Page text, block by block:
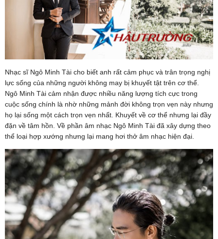
Nhạc sĩ Ngô Minh Tài cho biết anh rất cảm phục và trân trọng nghị
lực sống của những người không may bị khuyết tật trên cơ thể.
Ngô Minh Tài cảm nhận được nhiều năng lượng tích cực trong
cuộc sống chính là nhờ những mảnh đời không trọn vẹn này nhưng
họ lại sống một cách trọn vẹn nhất. Khuyết về cơ thể nhưng lại đầy
đặn về tâm hồn. Về phần âm nhạc Ngô Minh Tài đã xây dựng theo
thể loại hợp xướng nhưng lại mang hơi thở âm nhạc hiện đại.